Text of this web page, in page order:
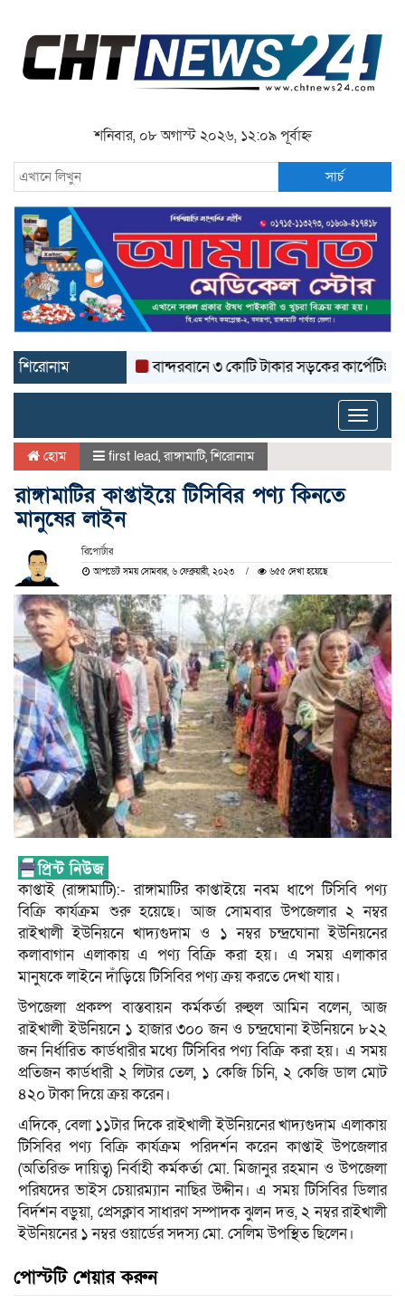
শনিবার, ০৮ অগাস্ট ২০২৬, ১২:০৯ পূর্বাহ্ন
সার্চ
শিরোনাম বান্দরবানে ৩ কোটি টাকার সড়কের কার্পেটিং উঠে
Toggle
হোম first lead,রাঙ্গামাটি,শিরোনাম
রাঙ্গামাটির কাপ্তাইয়ে টিসিবির পণ্য কিনতে
মানুষের লাইন
রিপোর্টার
আপডেট সময় সোমবার, ৬ ফেব্রুয়ারী, ২০২৩ ৬৫৫ দেখা হয়েছে
কাপ্তাই (রাঙ্গামাটি):- রাঙ্গামাটির কাপ্তাইয়ে নবম ধাপে টিসিবি পণ্য
বিক্রি কার্যক্রম শুরু হয়েছে। আজ সোমবার উপজেলার ২ নম্বর
রাইখালী ইউনিয়নে খাদ্যগুদাম ও ১ নম্বর চন্দ্রঘোনা ইউনিয়নের
কলাবাগান এলাকায় এ পণ্য বিক্রি করা হয়। এ সময় এলাকার
মানুষকে লাইনে দাঁড়িয়ে টিসিবির পণ্য ক্রয় করতে দেখা যায়।
উপজেলা প্রকল্প বাস্তবায়ন কর্মকর্তা রুহুল আমিন বলেন, আজ
রাইখালী ইউনিয়নে ১ হাজার ৩০০ জন ও চন্দ্রঘোনা ইউনিয়নে ৮২২
জন নির্ধারিত কার্ডধারীর মধ্যে টিসিবির পণ্য বিক্রি করা হয়। এ সময়
প্রতিজন কার্ডধারী ২ লিটার তেল, ১ কেজি চিনি, ২ কেজি ডাল মোট
৪২০ টাকা দিয়ে ক্রয় করেন।
এদিকে, বেলা ১১টার দিকে রাইখালী ইউনিয়নের খাদ্যগুদাম এলাকায়
টিসিবির পণ্য বিক্রি কার্যক্রম পরিদর্শন করেন কাপ্তাই উপজেলার
(অতিরিক্ত দায়িত্ব) নির্বাহী কর্মকর্তা মো. মিজানুর রহমান ও উপজেলা
পরিষদের ভাইস চেয়ারম্যান নাছির উদ্দীন। এ সময় টিসিবির ডিলার
বির্দশন বড়ুয়া, প্রেসক্লাব সাধারণ সম্পাদক ঝুলন দত্ত, ২ নম্বর রাইখালী
ইউনিয়নের ১ নম্বর ওয়ার্ডের সদস্য মো. সেলিম উপস্থিত ছিলেন।
পোস্টটি শেয়ার করুন